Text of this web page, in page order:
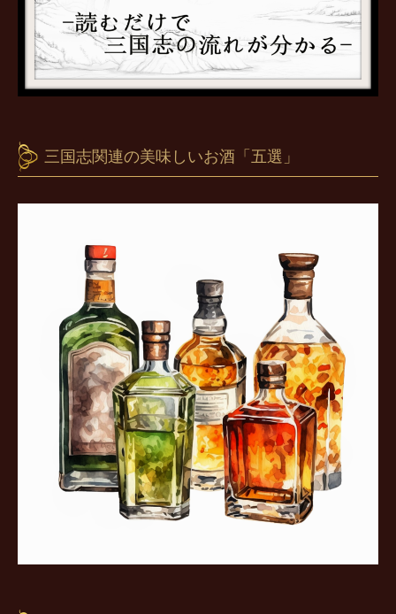
三国志関連の美味しいお酒「五選」